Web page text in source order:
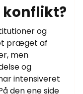
konflikt?
og
præget af
men
og
intensiveret
den ene side